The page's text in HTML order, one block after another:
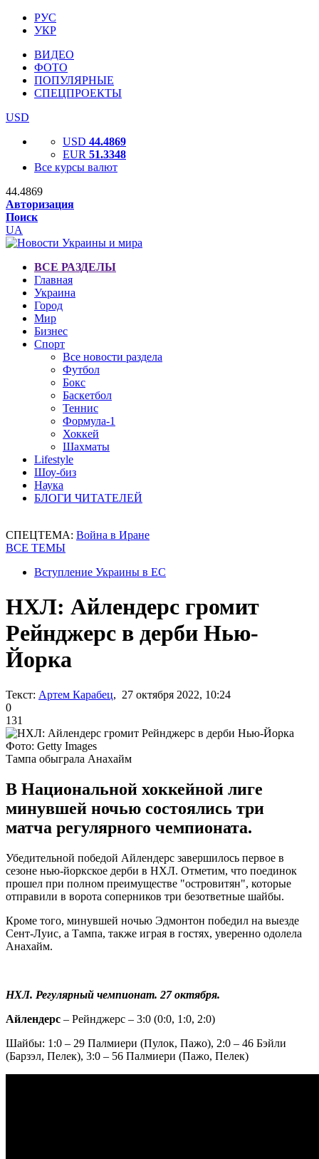
РУС
УКР
ВИДЕО
ФОТО
ПОПУЛЯРНЫЕ
СПЕЦПРОЕКТЫ
USD
USD 44.4869
EUR 51.3348
Все курсы валют
44.4869
Авторизация
Поиск
UA
ВСЕ РАЗДЕЛЫ
Главная
Украина
Город
Мир
Бизнес
Спорт
Все новости раздела
Футбол
Бокс
Баскетбол
Теннис
Формула-1
Хоккей
Шахматы
Lifestyle
Шоу-биз
Наука
БЛОГИ ЧИТАТЕЛЕЙ
СПЕЦТЕМА: Война в Иране
ВСЕ ТЕМЫ
Вступление Украины в ЕС
НХЛ: Айлендерс громит
Рейнджерс в дерби Нью-
Йорка
Текст: Артем Карабец, 27 октября 2022, 10:24
0
131
Фото: Getty Images
Тампа обыграла Анахайм
В Национальной хоккейной лиге
минувшей ночью состоялись три
матча регулярного чемпионата.
Убедительной победой Айлендерс завершилось первое в
сезоне нью-йоркское дерби в НХЛ. Отметим, что поединок
прошел при полном преимуществе "островитян", которые
отправили в ворота соперников три безответные шайбы.
Кроме того, минувшей ночью Эдмонтон победил на выезде
Сент-Луис, а Тампа, также играя в гостях, уверенно одолела
Анахайм.
НХЛ. Регулярный чемпионат. 27 октября.
Айлендерс – Рейнджерс – 3:0 (0:0, 1:0, 2:0)
Шайбы: 1:0 – 29 Палмиери (Пулок, Пажо), 2:0 – 46 Бэйли
(Барзэл, Пелек), 3:0 – 56 Палмиери (Пажо, Пелек)